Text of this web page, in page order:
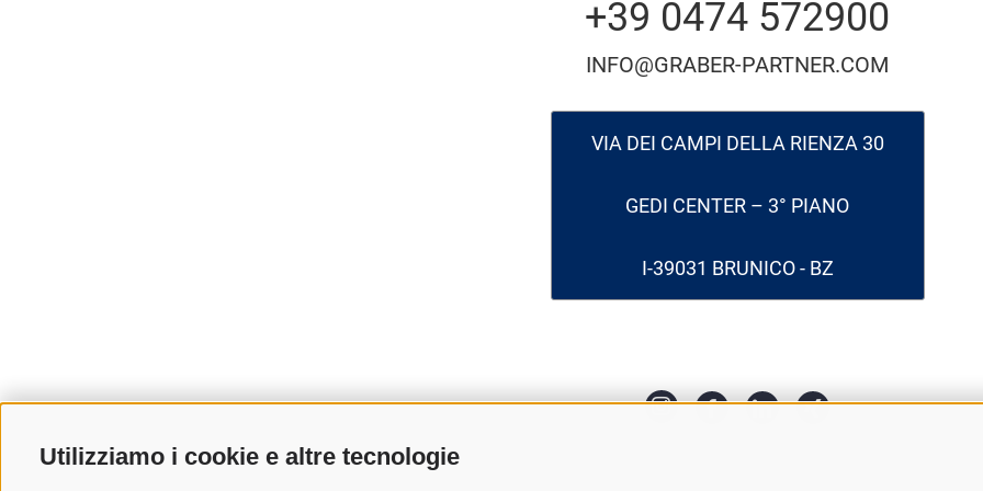
Utilizziamo i cookie e altre tecnologie
+39 0474 572900
INFO@GRABER-PARTNER.COM
VIA DEI CAMPI DELLA RIENZA 30
GEDI CENTER – 3° PIANO
I-39031 BRUNICO - BZ